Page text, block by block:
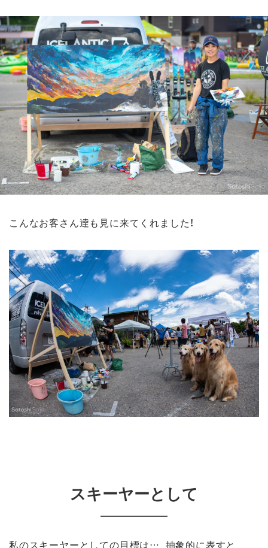
こんなお客さん逹も見に来てくれました！
スキーヤーとして
私のスキーヤーとしての目標は… 抽象的に表すと